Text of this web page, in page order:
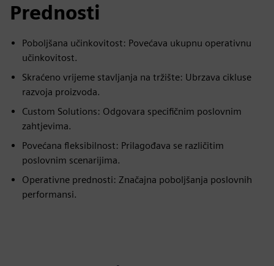
Prednosti
Poboljšana učinkovitost: Povećava ukupnu operativnu
učinkovitost.
Skraćeno vrijeme stavljanja na tržište: Ubrzava cikluse
razvoja proizvoda.
Custom Solutions: Odgovara specifičnim poslovnim
zahtjevima.
Povećana fleksibilnost: Prilagođava se različitim
poslovnim scenarijima.
Operativne prednosti: Značajna poboljšanja poslovnih
performansi.